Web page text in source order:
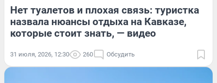
Нет туалетов и плохая связь: туристка
назвала нюансы отдыха на Кавказе,
которые стоит знать, — видео
31 июля, 2026, 12:30 260 Обсудить